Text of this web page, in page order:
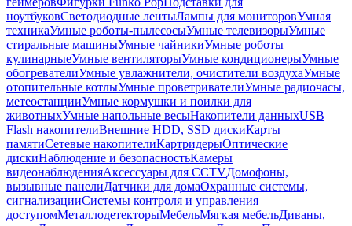
ноутбуковСветодиодные лентыЛампы для мониторовУмная
техникаУмные роботы-пылесосыУмные телевизорыУмные
стиральные машиныУмные чайникиУмные роботы
кулинарныеУмные вентиляторыУмные кондиционерыУмные
обогревателиУмные увлажнители, очистители воздухаУмные
отопительные котлыУмные проветривателиУмные радиочасы,
метеостанцииУмные кормушки и поилки для
животныхУмные напольные весыНакопители данныхUSB
Flash накопителиВнешние HDD, SSD дискиКарты
памятиСетевые накопителиКартридерыОптические
дискиНаблюдение и безопасностьКамеры
видеонаблюденияАксессуары для CCTVДомофоны,
вызывные панелиДатчики для домаОхранные системы,
сигнализацииСистемы контроля и управления
доступомМеталлодетекторыМебельМягкая мебельДиваны,